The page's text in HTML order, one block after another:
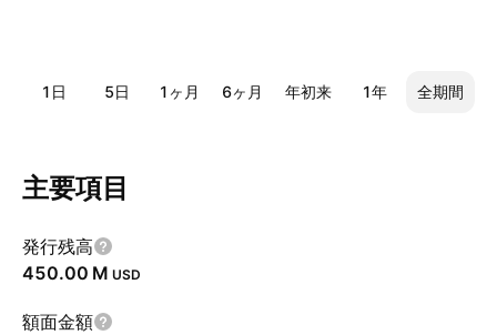
1日 5日 1ヶ月 6ヶ月 年初来 1年 全期間
主要項目
発行残高
‪450.00 M‬ USD
額面金額